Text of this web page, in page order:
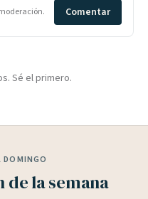
Comentar
Sé el primero.
DOMINGO
de la semana